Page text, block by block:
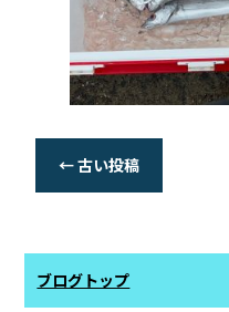
←古い投稿
ブログトップ